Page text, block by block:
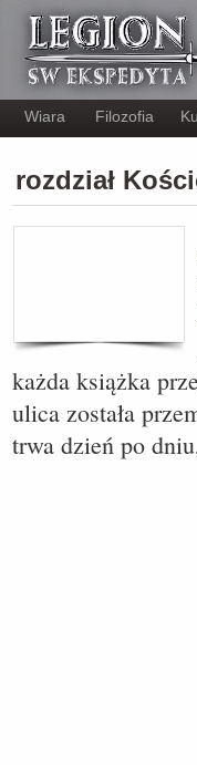
Wiara Filozofia
rozdział
każda książka
ulica została
trwa dzień po